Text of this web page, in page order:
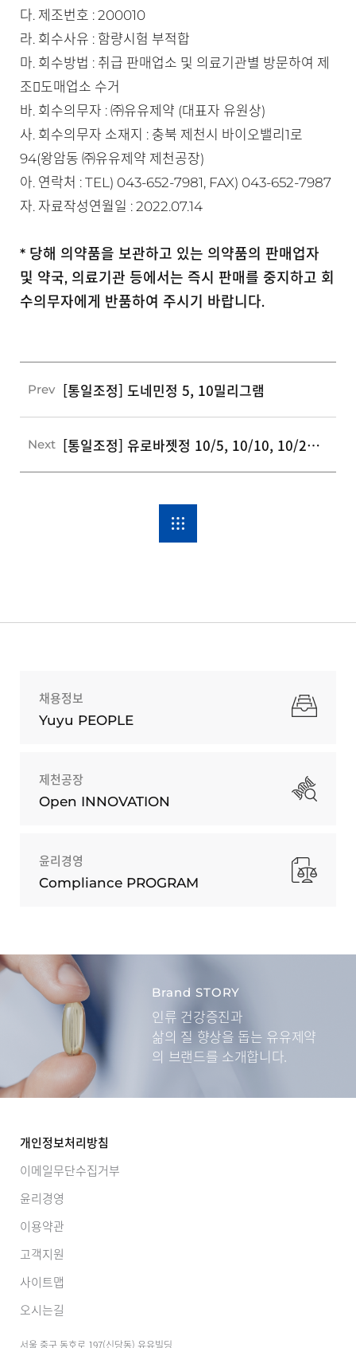
다. 제조번호 : 200010
라. 회수사유 : 함량시험 부적합
마. 회수방법 : 취급 판매업소 및 의료기관별 방문하여 제
조도매업소 수거
바. 회수의무자 : ㈜유유제약 (대표자 유원상)
사. 회수의무자 소재지 : 충북 제천시 바이오밸리1로
94(왕암동 ㈜유유제약 제천공장)
아. 연락처 : TEL) 043-652-7981, FAX) 043-652-7987
자. 자료작성연월일 : 2022.07.14
* 당해 의약품을 보관하고 있는 의약품의 판매업자
및 약국, 의료기관 등에서는 즉시 판매를 중지하고 회
수의무자에게 반품하여 주시기 바랍니다.
Prev [통일조정] 도네민정 5, 10밀리그램
Next [통일조정] 유로바젯정 10/5, 10/10, 10/20mg
채용정보
Yuyu PEOPLE
제천공장
Open INNOVATION
윤리경영
Compliance PROGRAM
Brand STORY
인류 건강증진과
삶의 질 향상을 돕는 유유제약
의 브랜드를 소개합니다.
개인정보처리방침
이메일무단수집거부
윤리경영
이용약관
고객지원
사이트맵
오시는길
서울 중구 동호로 197(신당동) 유유빌딩